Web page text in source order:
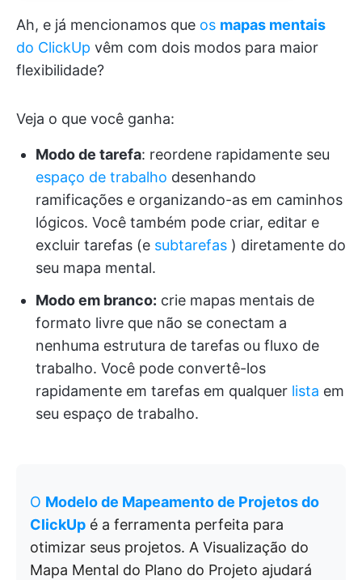
Ah, e já mencionamos que os mapas mentais
do ClickUp vêm com dois modos para maior
flexibilidade?
Veja o que você ganha:
Modo de tarefa: reordene rapidamente seu
espaço de trabalho desenhando
ramificações e organizando-as em caminhos
lógicos. Você também pode criar, editar e
excluir tarefas (e subtarefas ) diretamente do
seu mapa mental.
Modo em branco: crie mapas mentais de
formato livre que não se conectam a
nenhuma estrutura de tarefas ou fluxo de
trabalho. Você pode convertê-los
rapidamente em tarefas em qualquer lista em
seu espaço de trabalho.
O Modelo de Mapeamento de Projetos do
ClickUp é a ferramenta perfeita para
otimizar seus projetos. A Visualização do
Mapa Mental do Plano do Projeto ajudará